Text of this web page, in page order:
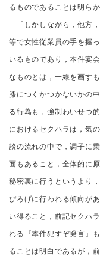
るものであることは明らか
「しかしながら，他方
等で女性従業員の手を握
いるものであり，本件宴
なものとは，一線を画す
膝につくかつかないかの
る行為も，強制わいせつ
におけるセクハラは，気
談の流れの中で，調子に
面もあること，全体的に
秘密裏に行うというより
ぴろげに行われる傾向が
い得ること，前記セクハ
れる『本件犯すぞ発言』
ることは明白であるが，